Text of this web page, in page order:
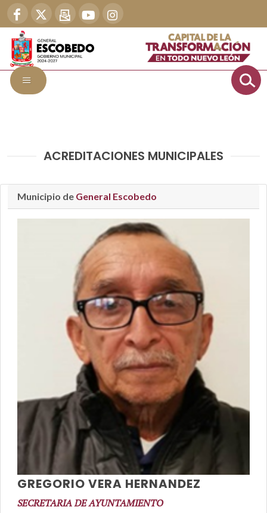
ACREDITACIONES MUNICIPALES
Municipio de General Escobedo
GREGORIO VERA HERNANDEZ
SECRETARIA DE AYUNTAMIENTO